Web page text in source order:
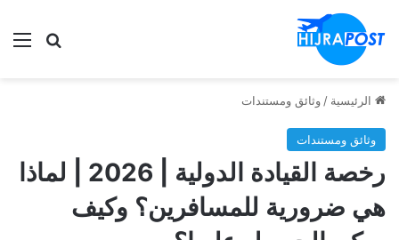
ابحث
الرئيسية / وثائق ومستندات
وثائق ومستندات
رخصة القيادة الدولية | 2026 | لماذا
هي ضرورية للمسافرين؟ وكيف